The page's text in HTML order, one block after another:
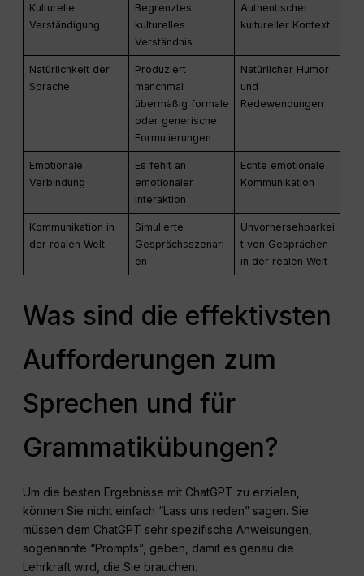
Kulturelle
Verständigung
Begrenztes
kulturelles
Verständnis
Authentischer
kultureller Kontext
Natürlichkeit der
Sprache
Produziert
manchmal
übermäßig formale
oder generische
Formulierungen
Natürlicher Humor
und
Redewendungen
Emotionale
Verbindung
Es fehlt an
emotionaler
Interaktion
Echte emotionale
Kommunikation
Kommunikation in
der realen Welt
Simulierte
Gesprächsszenari
en
Unvorhersehbarkei
t von Gesprächen
in der realen Welt
Was sind die effektivsten
Aufforderungen zum
Sprechen und für
Grammatikübungen?
Um die besten Ergebnisse mit ChatGPT zu erzielen,
können Sie nicht einfach “Lass uns reden” sagen. Sie
müssen dem ChatGPT sehr spezifische Anweisungen,
sogenannte “Prompts”, geben, damit es genau die
Lehrkraft wird, die Sie brauchen.